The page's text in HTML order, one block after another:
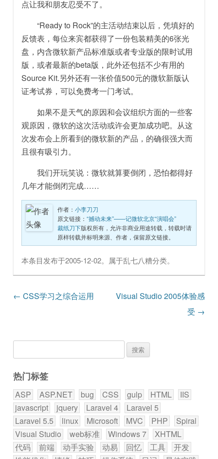
点让我和朋友忍受不了。
“Ready to Rock”的主活动结束以后，凭填好的
反馈表，每位来宾都获得了一份包装精美的6张光
盘，内含微软新产品标准版或者专业版的限时试用
版，或者最新的beta版，此外还包括不少有用的
Source Kit.另外还有一张价值500元的微软新版认
证考试券，可以免费考一门考试。
如果不是天气的原因和会议组织方面的一些客
观原因，微软的这次活动或许会更加成功吧。从这
次发布会上所看到的微软新的产品，的确很强大而
且很有吸引力。
我们开玩笑说：微软就算要倒闭，恐怕都得好
几年才能倒闭完成……
作者：小李刀刀
原文链接：“撼动未来”——记微软北京“演唱会”
裁纸刀下版权所有，允许非商业用途转载，转载时请
原样转载并标明来源、作者，保留原文链接。
本条目发布于2005-12-02。属于乱七八糟分类。
文章导航
← CSS学习之综合运用
Visual Studio 2005体验感
受 →
索：
热门标签
ASP ASP.NET bug CSS gulp HTML
IIS
javascript
jquery Laravel 4
Laravel 5
Laravel 5.5
linux Microsoft MVC PHP
Spiral
Visual Studio
web标准 Windows 7
XHTML
代码
前端 动手实验 动易 回忆 工具
开发